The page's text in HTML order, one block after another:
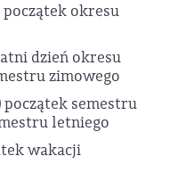
początek okresu
dzień okresu
zimowego
początek semestru
letniego
wakacji